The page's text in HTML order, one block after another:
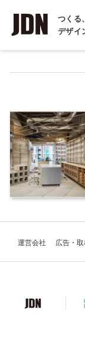
つくる
デザイ
インタビュー
コラム
運営会社 広告・